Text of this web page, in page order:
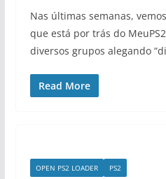
Nas últimas semanas,
que está por trás do
diversos grupos alegando
Read More
OPEN PS2 LOADER PS2